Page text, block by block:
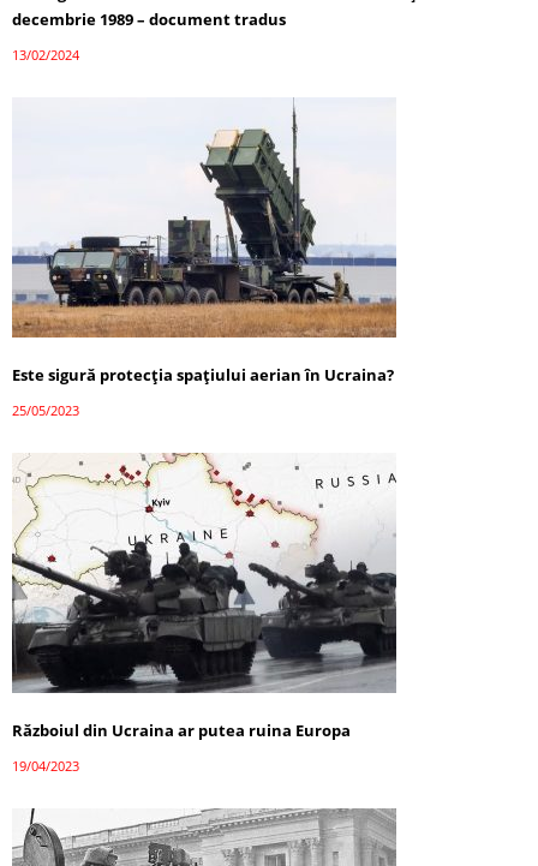
decembrie 1989 – document tradus
13/02/2024
Este sigură protecția spațiului aerian în Ucraina?
25/05/2023
Războiul din Ucraina ar putea ruina Europa
19/04/2023